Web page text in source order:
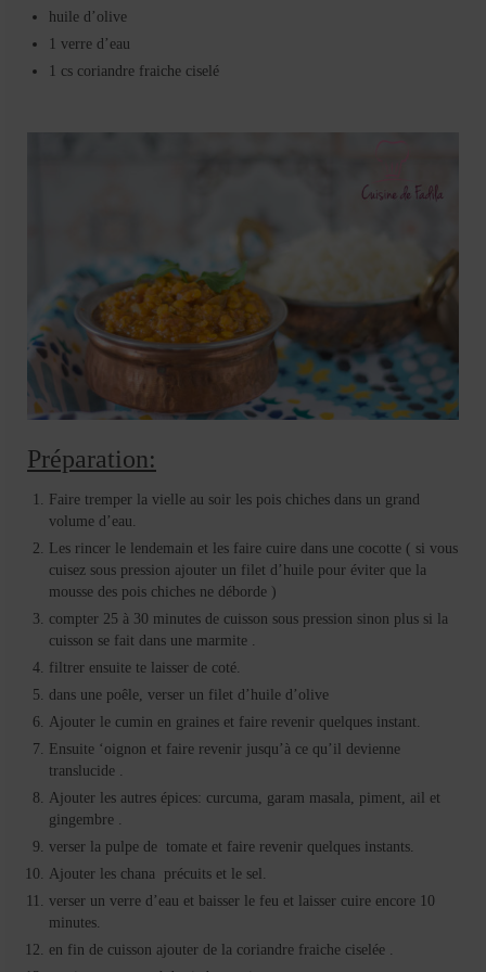
huile d’olive
1 verre d’eau
1 cs coriandre fraiche ciselé
Préparation:
Faire tremper la vielle au soir les pois chiches dans un grand
volume d’eau.
Les rincer le lendemain et les faire cuire dans une cocotte ( si vous
cuisez sous pression ajouter un filet d’huile pour éviter que la
mousse des pois chiches ne déborde )
compter 25 à 30 minutes de cuisson sous pression sinon plus si la
cuisson se fait dans une marmite .
filtrer ensuite te laisser de coté.
dans une poêle, verser un filet d’huile d’olive
Ajouter le cumin en graines et faire revenir quelques instant.
Ensuite ‘oignon et faire revenir jusqu’à ce qu’il devienne
translucide .
Ajouter les autres épices: curcuma, garam masala, piment, ail et
gingembre .
verser la pulpe de tomate et faire revenir quelques instants.
Ajouter les chana précuits et le sel.
verser un verre d’eau et baisser le feu et laisser cuire encore 10
minutes.
en fin de cuisson ajouter de la coriandre fraiche ciselée .